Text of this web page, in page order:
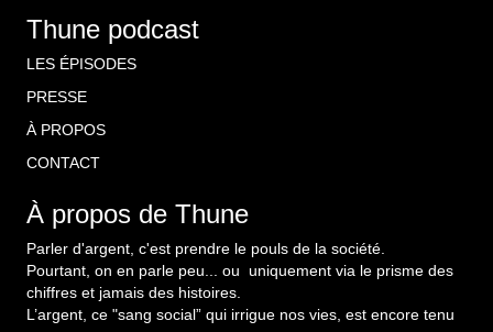
Thune podcast
LES ÉPISODES
PRESSE
À PROPOS
CONTACT
À propos de Thune
Parler d'argent, c'est prendre le pouls de la société.
Pourtant, on en parle peu... ou uniquement via le prisme des
chiffres et jamais des histoires.
L’argent, ce "sang social” qui irrigue nos vies, est encore tenu